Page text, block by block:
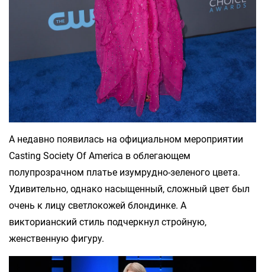
А недавно появилась на официальном мероприятии
Casting Society Of America в облегающем
полупрозрачном платье изумрудно-зеленого цвета.
Удивительно, однако насыщенный, сложный цвет был
очень к лицу светлокожей блондинке. А
викторианский стиль подчеркнул стройную,
женственную фигуру.